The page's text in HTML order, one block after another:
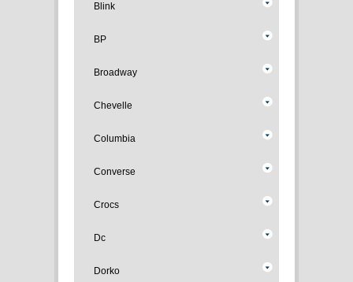
Blink
BP
Broadway
Chevelle
Columbia
Converse
Crocs
Dc
Dorko